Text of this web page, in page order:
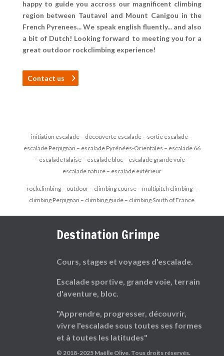
happy to guide you accross our magnificent climbing
region between Tautavel and Mount Canigou in the
French Pyrenees... We speak english fluently... and also
a bit of Dutch! Looking forward to meeting you for a
great outdoor rockclimbing experience!
Contact us
initiation escalade – découverte escalade – sortie escalade –
escalade Perpignan – escalade Pyrénées-Orientales – escalade 66
– escalade falaise – escalade bloc – escalade grande voie –
escalade nature – escalade extérieur
rockclimbing – outdoor – climbing course – multipitch climbing –
climbing Perpignan – climbing guide – climbing South of France
Destination Grimpe
Cours, stages et voyages d'escalade.
Escalade sportive, grande voie, terrain
d'aventure, bloc.
"Apprendre, progresser, découvrir,
vivre l'escalade sous toutes ses formes
et à toutes les latitudes"
© 2018-2025 Maëlle Olive. Tous droits réservés.